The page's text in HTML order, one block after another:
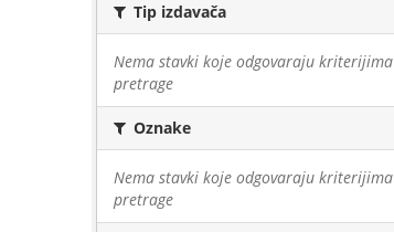
Tip izdavača
Nema stavki koje odgovaraju kriterijima
pretrage
Oznake
Nema stavki koje odgovaraju kriterijima
pretrage